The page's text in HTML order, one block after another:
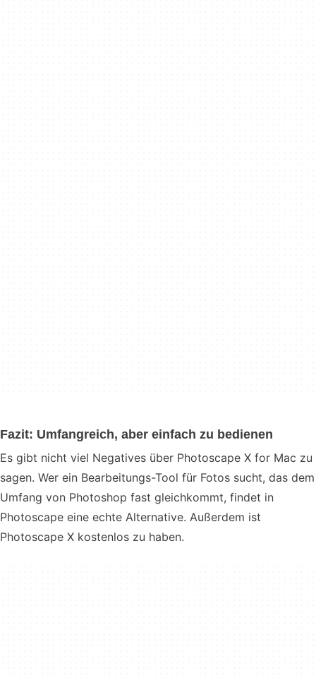
Fazit: Umfangreich, aber einfach zu bedienen
Es gibt nicht viel Negatives über Photoscape X for Mac zu
sagen. Wer ein Bearbeitungs-Tool für Fotos sucht, das dem
Umfang von Photoshop fast gleichkommt, findet in
Photoscape eine echte Alternative. Außerdem ist
Photoscape X kostenlos zu haben.